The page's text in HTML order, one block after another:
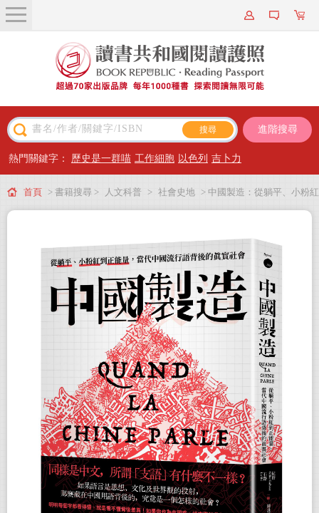
關於我們
近期新書
主題閱讀
出版專區
會員專屬
會員儲值方案
進階搜尋
熱門關鍵字： 歷史是一群喵 工作細胞 以色列 吉卜力
首頁 > 書籍搜尋 > 人文科普 > 社會史地 > 中國製造：從躺平、小粉紅